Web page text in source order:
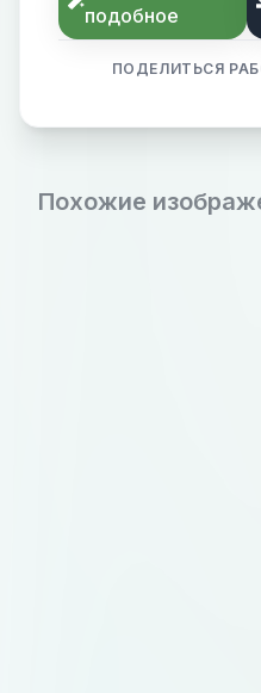
подобное
ПОДЕЛИТЬСЯ
Похожие